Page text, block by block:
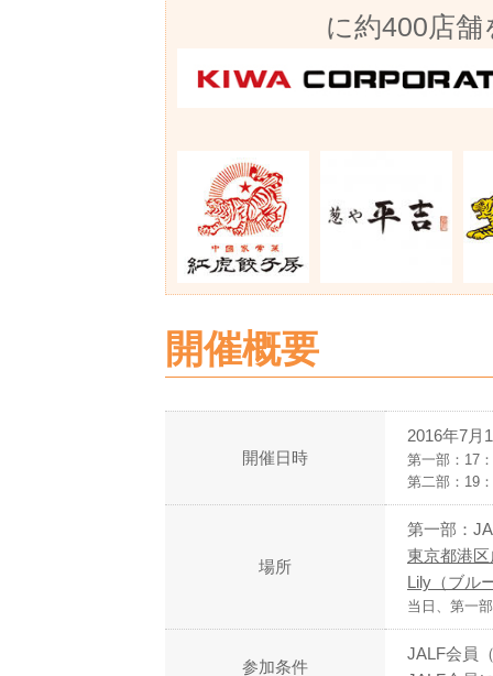
に約400店
開催概要
開催日時
2016年7月
第一部：17
第二部：19
場所
第一部：
東京都港
Lily（ブル
当日、第一
参加条件
JALF会員